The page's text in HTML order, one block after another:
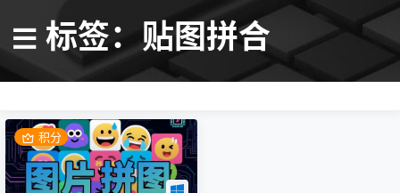
标签：贴图拼合
积分